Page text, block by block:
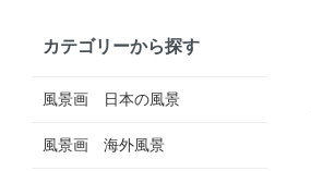
カテゴリーから探す
風景画 日本の風景
風景画 海外風景